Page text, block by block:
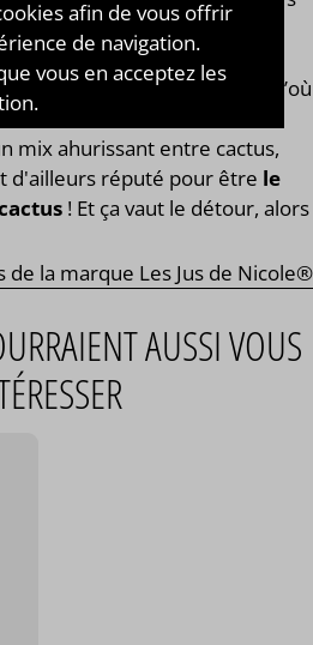
signature ? Dans ses
de l’absinthe...
on savait immédiatement d’où
sellers ? L’
mix ahurissant entre cactus,
d'ailleurs réputé pour être le
! Et ça vaut le détour, alors
de la marque Les Jus de Nicole®
AUSSI VOUS
afin de vous offrir
de navigation.
vous en acceptez les